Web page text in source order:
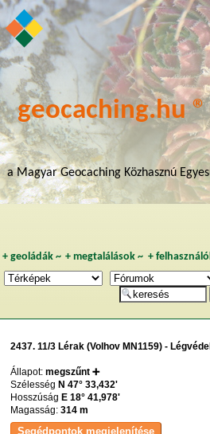
geocaching.hu ®
a Magyar Geocaching Közhasznú
+ geoládák~ +megtalálások ~ +
2437. 11/3 Lérak (Volhov MN1159) -
Állapot:megszűnt ➕
Szélesség N 47° 33,432'
Hosszúság E 18° 41,978'
Magasság:314 m